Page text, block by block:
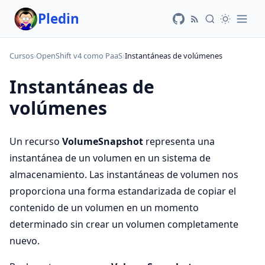
Pledin
Cursos›OpenShift v4 como PaaS›Instantáneas de volúmenes
Instantáneas de
volúmenes
Un recurso VolumeSnapshot representa una
instantánea de un volumen en un sistema de
almacenamiento. Las instantáneas de volumen nos
proporciona una forma estandarizada de copiar el
contenido de un volumen en un momento
determinado sin crear un volumen completamente
nuevo.